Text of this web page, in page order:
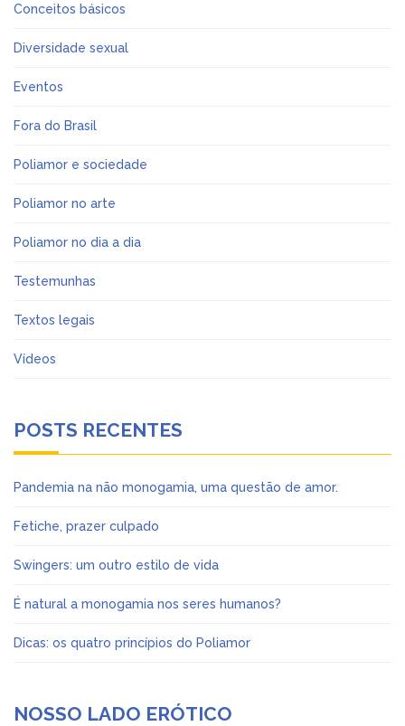
Conceitos básicos
Diversidade sexual
Eventos
Fora do Brasil
Poliamor e sociedade
Poliamor no arte
Poliamor no dia a dia
Testemunhas
Textos legais
Vídeos
POSTS RECENTES
Pandemia na não monogamia, uma questão de amor.
Fetiche, prazer culpado
Swingers: um outro estilo de vida
É natural a monogamia nos seres humanos?
Dicas: os quatro princípios do Poliamor
NOSSO LADO ERÓTICO